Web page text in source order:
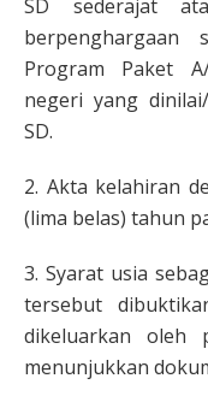
SD sederajat
berpenghargaan
Program Paket
negeri yang
SD.
2. Akta kelahiran
(lima belas) tahun
3. Syarat usia
tersebut
dikeluarkan oleh
menunjukkan